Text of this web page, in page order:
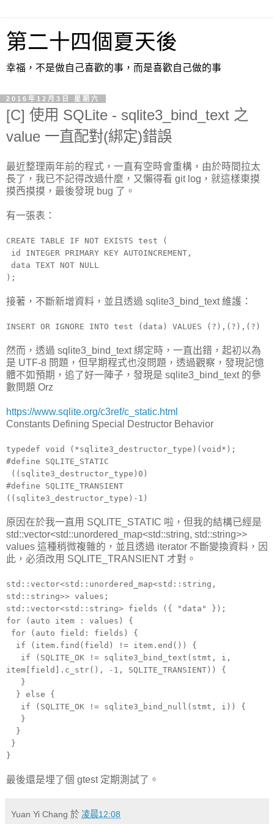
第二十四個夏天後
幸福，不是做自己喜歡的事，而是喜歡自己做的事
2016年12月3日 星期六
[C] 使用 SQLite - sqlite3_bind_text 之
value 一直配對(綁定)錯誤
最近整理兩年前的程式，一直有空時會重構，由於時間拉太
長了，我已不記得改過什麼，又懶得看 git log，就這樣東摸
摸西摸摸，最後發現 bug 了。
有一張表：
CREATE TABLE IF NOT EXISTS test (
id INTEGER PRIMARY KEY AUTOINCREMENT,
data TEXT NOT NULL
);
接著，不斷新增資料，並且透過 sqlite3_bind_text 維護：
INSERT OR IGNORE INTO test (data) VALUES (?),(?),(?)
然而，透過 sqlite3_bind_text 綁定時，一直出錯，起初以為
是 UTF-8 問題，但早期程式也沒問題，透過觀察，發現記憶
體不如預期，追了好一陣子，發現是 sqlite3_bind_text 的參
數問題 Orz
https://www.sqlite.org/c3ref/c_static.html
Constants Defining Special Destructor Behavior
typedef void (*sqlite3_destructor_type)(void*);
#define SQLITE_STATIC
((sqlite3_destructor_type)0)
#define SQLITE_TRANSIENT
((sqlite3_destructor_type)-1)
原因在於我一直用 SQLITE_STATIC 啦，但我的結構已經是
std::vector<std::unordered_map<std::string, std::string>>
values 這種稍微複雜的，並且透過 iterator 不斷變換資料，因
此，必須改用 SQLITE_TRANSIENT 才對。
std::vector<std::unordered_map<std::string,
std::string>> values;
std::vector<std::string> fields ({ "data" });
for (auto item : values) {
for (auto field: fields) {
if (item.find(field) != item.end()) {
if (SQLITE_OK != sqlite3_bind_text(stmt, i,
item[field].c_str(), -1, SQLITE_TRANSIENT)) {
}
} else {
if (SQLITE_OK != sqlite3_bind_null(stmt, i)) {
}
}
}
}
最後還是埋了個 gtest 定期測試了。
Yuan Yi Chang 於 凌晨12:08